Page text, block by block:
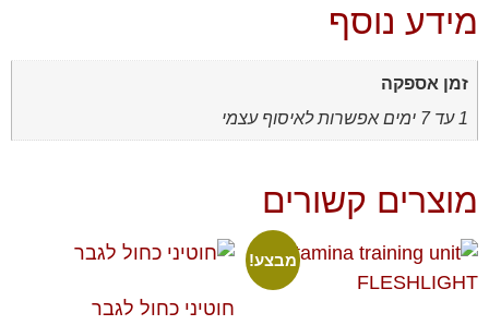
מידע נוסף
זמן אספקה
1 עד 7 ימים אפשרות לאיסוף עצמי
מוצרים קשורים
מבצע!
חוטיני כחול לגבר